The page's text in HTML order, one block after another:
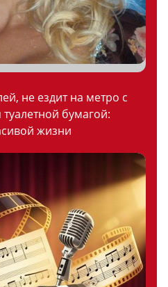
не ездит на метро с
туалетной бумагой:
жизни